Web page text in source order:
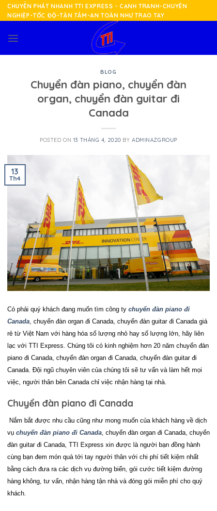
Skip
to
CHUYỂN PHÁT NHANH TTI EXPRESS - CẠNH TRANH-CHUYÊN
NGHIỆP-TỐC ĐỘ-TẬN TÂM-AN TOÀN NHƯ TRAO TAY
BLOG
Chuyển đàn piano, chuyển đàn
organ, chuyển đàn guitar đi
Canada
POSTED ON 13 THÁNG 4, 2020 BYADMINAZGROUP
13
Th4
Có phải quý khách đang muốn tìm công ty chuyển đàn piano đi
Canada , chuyển đàn organ đi Canada, chuyển đàn guitar đi Canada giá
rẻ từ Việt Nam với hàng hóa số lượng nhỏ hay số lượng lớn, hãy liên
lạc với TTI Express. Chúng tôi có kinh nghiệm hơn 20 năm chuyển đàn
piano đi Canada, chuyển đàn organ đi Canada, chuyển đàn guitar đi
Canada . Đội ngũ chuyên viên của chúng tôi sẽ tư vấn và làm hết mọi
việc, người thân bên Canada chỉ việc nhận hàng tại nhà.
Chuyển đàn piano đi Canada
Nắm bắt được nhu cầu cũng như mong muốn của khách hàng về dịch
vụ chuyển đàn piano đi Canada, chuyển đàn organ đi Canada, chuyển
đàn guitar đi Canada, TTI Express xin được là người bạn đồng hành
cùng bạn đem món quà tới tay người thân với chi phí tiết kiệm nhất
bằng cách đưa ra các dịch vụ đường biển, gói cước tiết kiệm đường
hàng không, tư vấn, nhận hàng tận nhà và đóng gói miễn phí cho quý
khách.